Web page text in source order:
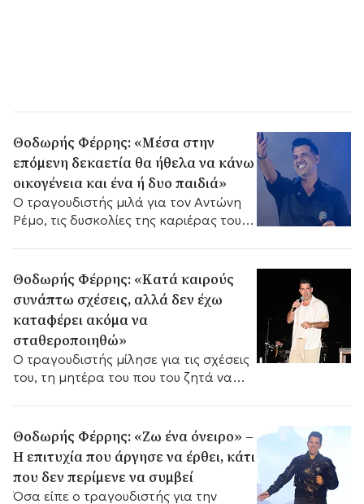
Θοδωρής Φέρρης: «Μέσα στην
επόμενη δεκαετία θα ήθελα να κάνω
οικογένεια και ένα ή δυο παιδιά»
Ο τραγουδιστής μιλά για τον Αντώνη
Ρέμο, τις δυσκολίες της καριέρας του,
οικογένεια.
Θοδωρής Φέρρης: «Κατά καιρούς
συνάπτω σχέσεις, αλλά δεν έχω
καταφέρει ακόμα να
σταθεροποιηθώ»
Ο τραγουδιστής μίλησε για τις σχέσεις
του, τη μητέρα του που του ζητά να
Θοδωρής Φέρρης: «Ζω ένα όνειρο» –
Η επιτυχία που άργησε να έρθει, κάτι
που δεν περίμενε να συμβεί
Όσα είπε ο τραγουδιστής για την